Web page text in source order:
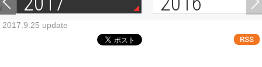
2017.9.25 update
RSS